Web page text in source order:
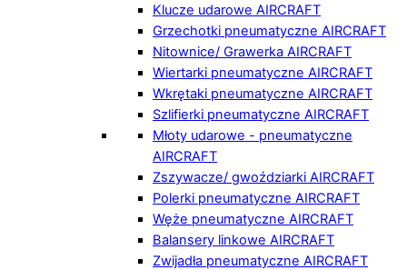
Klucze udarowe AIRCRAFT
Grzechotki pneumatyczne AIRCRAFT
Nitownice/ Grawerka AIRCRAFT
Wiertarki pneumatyczne AIRCRAFT
Wkrętaki pneumatyczne AIRCRAFT
Szlifierki pneumatyczne AIRCRAFT
Młoty udarowe - pneumatyczne
AIRCRAFT
Zszywacze/ gwoździarki AIRCRAFT
Polerki pneumatyczne AIRCRAFT
Węże pneumatyczne AIRCRAFT
Balansery linkowe AIRCRAFT
Zwijadła pneumatyczne AIRCRAFT